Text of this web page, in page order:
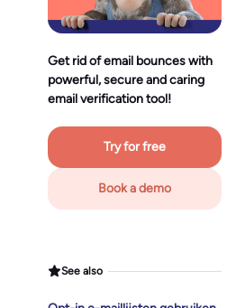
Get rid of email bounces with
powerful, secure and caring
email verification tool!
Try for free
Book a demo
See also